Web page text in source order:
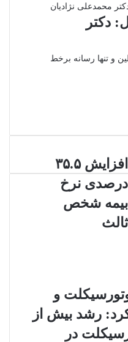
دکتر
و تنها رسانه برخط
افزایش
۳۵.۵
درصدی
بیمه
شخص
افزایش ۳۵.۵
درصدی نرخ
بیمه شخص
ثالث
و
رشد بیش از
در